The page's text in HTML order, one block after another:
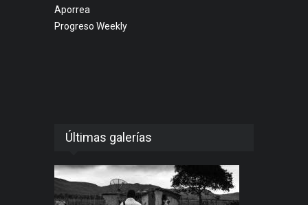
Aporrea
Progreso Weekly
Últimas galerías